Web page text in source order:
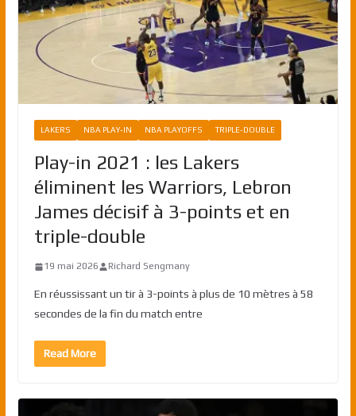
LAKERS NBA PLAY-IN NBA PLAYOFFS TRIPLE-DOUBLE
Play-in 2021 : les Lakers
éliminent les Warriors, Lebron
James décisif à 3-points et en
triple-double
19 mai 2026 Richard Sengmany
En réussissant un tir à 3-points à plus de 10 mètres à 58
secondes de la fin du match entre
Read More